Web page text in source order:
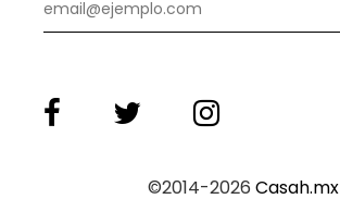
©2014-2026 Casah.mx